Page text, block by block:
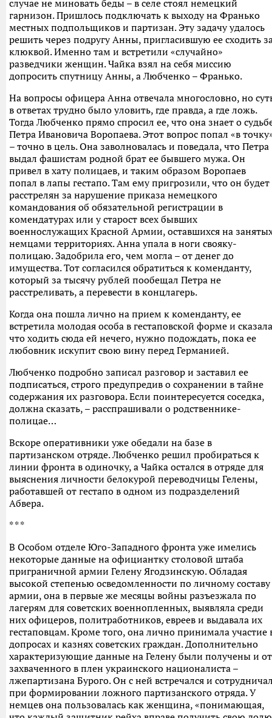
случае не миновать беды – в селе стоял немецкий
гарнизон. Пришлось подключать к выходу на Франько
местных подпольщиков и партизан. Эту задачу удалось
решить через подругу Анны, пригласившую ее сходить
клюквой. Именно там и встретили «случайно»
разведчики женщин. Чайка взял на себя миссию
допросить спутницу Анны, а Любченко – Франько.
На вопросы офицера Анна отвечала многословно, но
в ответах трудно было уловить, где правда, а где ложь.
Тогда Любченко прямо спросил ее, что она знает о
Петра Ивановича Воропаева. Этот вопрос попал «в
– точно в цель. Она заволновалась и поведала, что Петра
выдал фашистам родной брат ее бывшего мужа. Он
привел в хату полицаев, и таким образом Воропаев
попал в лапы гестапо. Там ему пригрозили, что он будет
расстрелян за нарушение приказа немецкого
командования об обязательной регистрации в
комендатурах или у старост всех бывших
военнослужащих Красной Армии, оставшихся на
немцами территориях. Анна упала в ноги свояку-
полицаю. Задобрила его, чем могла – от денег до
имущества. Тот согласился обратиться к коменданту,
который за тысячу рублей пообещал Петра не
расстреливать, а перевести в концлагерь.
Когда она пошла лично на прием к коменданту, ее
встретила молодая особа в гестаповской форме и
что ходить сюда ей нечего, нужно подождать, пока ее
любовник искупит свою вину перед Германией.
Любченко подробно записал разговор и заставил ее
подписаться, строго предупредив о сохранении в тайне
содержания их разговора. Если поинтересуется соседка,
должна сказать, – расспрашивали о родственнике-
полицае…
Вскоре оперативники уже обедали на базе в
партизанском отряде. Любченко решил пробираться к
линии фронта в одиночку, а Чайка остался в отряде для
выяснения личности белокурой переводчицы Гелены,
работавшей от гестапо в одном из подразделений
Абвера.
* * *
В Особом отделе Юго-Западного фронта уже имелись
некоторые данные на официантку столовой штаба
приграничной армии Гелену Ягодзинскую. Обладая
высокой степенью осведомленности по личному составу
армии, она в первые же месяцы войны разъезжала по
лагерям для советских военнопленных, выявляла среди
них офицеров, политработников, евреев и выдавала их
гестаповцам. Кроме того, она лично принимала участие
допросах и казнях советских граждан. Дополнительно
характеризующие данные на Гелену были получены и от
захваченного в плен украинского националиста –
лжепартизана Бурого. Он с ней встречался и
при формировании ложного партизанского отряда. У
немцев она пользовалась как женщина, «понимающая,